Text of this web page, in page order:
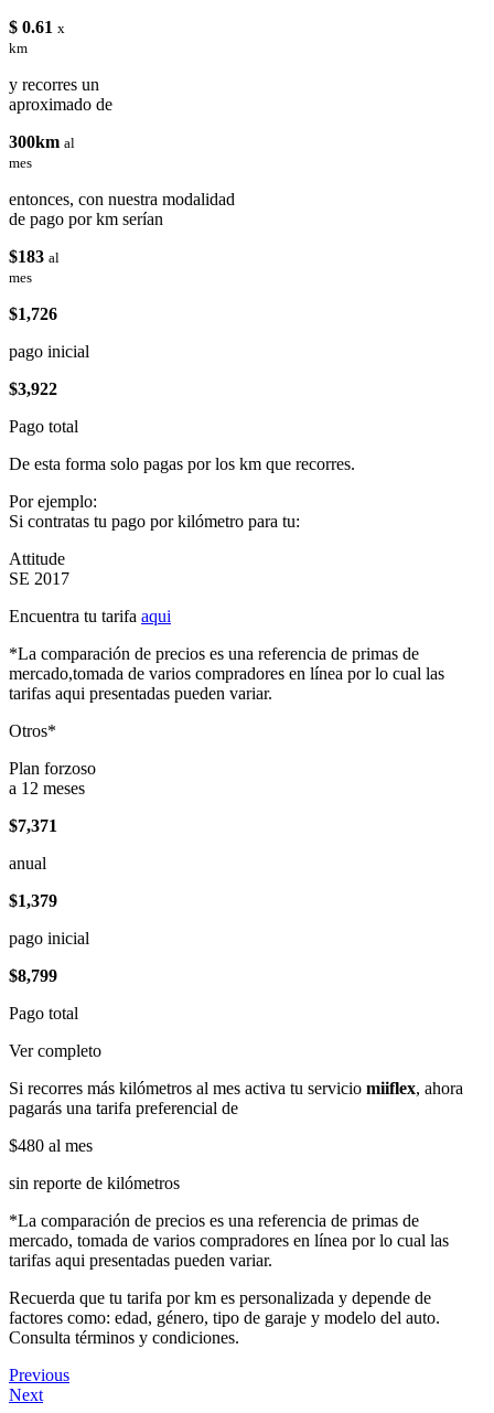
$ 0.61 x
km
y recorres un
aproximado de
300km al
mes
entonces, con nuestra modalidad
de pago por km serían
$183 al
mes
$1,726
pago inicial
$3,922
Pago total
De esta forma solo pagas por los km que recorres.
Por ejemplo:
Si contratas tu pago por kilómetro para tu:
Attitude
SE 2017
Encuentra tu tarifa aqui
*La comparación de precios es una referencia de primas de
mercado,tomada de varios compradores en línea por lo cual las
tarifas aqui presentadas pueden variar.
Otros*
Plan forzoso
a 12 meses
$7,371
anual
$1,379
pago inicial
$8,799
Pago total
Ver completo
Si recorres más kilómetros al mes activa tu servicio miiflex, ahora
pagarás una tarifa preferencial de
$480 al mes
sin reporte de kilómetros
*La comparación de precios es una referencia de primas de
mercado, tomada de varios compradores en línea por lo cual las
tarifas aqui presentadas pueden variar.
Recuerda que tu tarifa por km es personalizada y depende de
factores como: edad, género, tipo de garaje y modelo del auto.
Consulta términos y condiciones.
Previous
Next